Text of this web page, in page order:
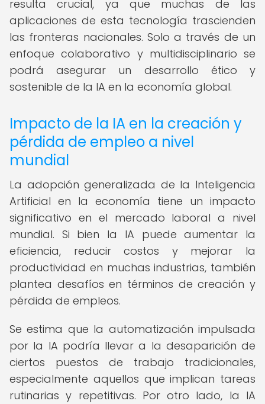
resulta crucial, ya que muchas de las
aplicaciones de esta tecnología trascienden
las fronteras nacionales. Solo a través de un
enfoque colaborativo y multidisciplinario se
podrá asegurar un desarrollo ético y
sostenible de la IA en la economía global.
Impacto de la IA en la creación y
pérdida de empleo a nivel
mundial
La adopción generalizada de la Inteligencia
Artificial en la economía tiene un impacto
significativo en el mercado laboral a nivel
mundial. Si bien la IA puede aumentar la
eficiencia, reducir costos y mejorar la
productividad en muchas industrias, también
plantea desafíos en términos de creación y
pérdida de empleos.
Se estima que la automatización impulsada
por la IA podría llevar a la desaparición de
ciertos puestos de trabajo tradicionales,
especialmente aquellos que implican tareas
rutinarias y repetitivas. Por otro lado, la IA